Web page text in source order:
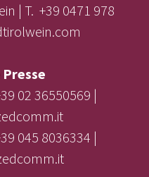
| T. +39 0471 978
02 36550569 |
045 8036334 |